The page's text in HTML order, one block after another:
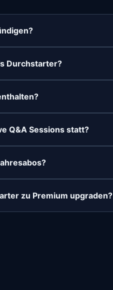
Durchstarter?
Q&A Sessions statt?
zu Premium upgraden?